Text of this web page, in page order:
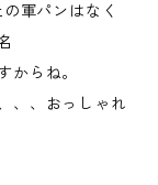
軍パンはなく
からね。
、、おっしゃれ